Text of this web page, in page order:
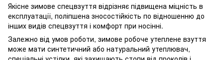
Якісне зимове спецвзуття відрізняє підвищена міцність в
експлуатації, поліпшена зносостійкість по відношенню до
інших видів спецвзуття і комфорт при носінні.
Залежно від умов роботи, зимове робоче утеплене взуття
може мати синтетичний або натуральний утеплювач,